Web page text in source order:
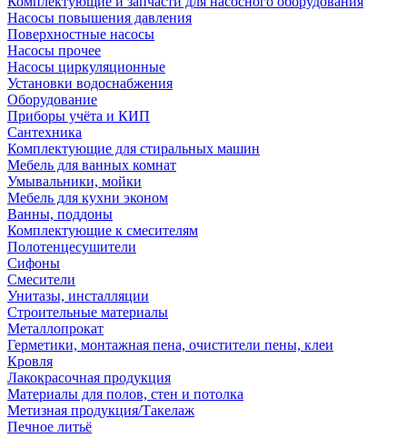
Насосы повышения давления
Поверхностные насосы
Насосы прочее
Насосы циркуляционные
Установки водоснабжения
Оборудование
Приборы учёта и КИП
Сантехника
Комплектующие для стиральных машин
Мебель для ванных комнат
Умывальники, мойки
Мебель для кухни эконом
Ванны, поддоны
Комплектующие к смесителям
Полотенцесушители
Сифоны
Смесители
Унитазы, инсталляции
Строительные материалы
Металлопрокат
Герметики, монтажная пена, очистители пены, клеи
Кровля
Лакокрасочная продукция
Материалы для полов, стен и потолка
Метизная продукция/Такелаж
Печное литьё